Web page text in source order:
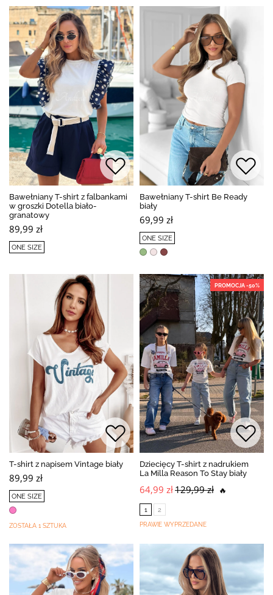
Bawełniany T-shirt z falbankami
w groszki Dotella biało-
granatowy
89,99 zł
ONE SIZE
Bawełniany T-shirt Be Ready
biały
69,99 zł
ONE SIZE
T-shirt z napisem Vintage biały
89,99 zł
ONE SIZE
ZOSTAŁA 1 SZTUKA
PROMOCJA -50%
Dziecięcy T-shirt z nadrukiem
La Milla Reason To Stay biały
64,99 zł129,99 zł 🔥
1 2
PRAWIE WYPRZEDANE